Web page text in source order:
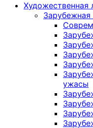
Художественная
Зарубежная
ужасы